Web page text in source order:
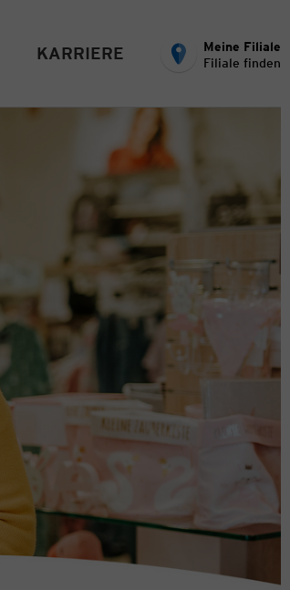
KARRIERE
Meine Filiale
Filiale finden